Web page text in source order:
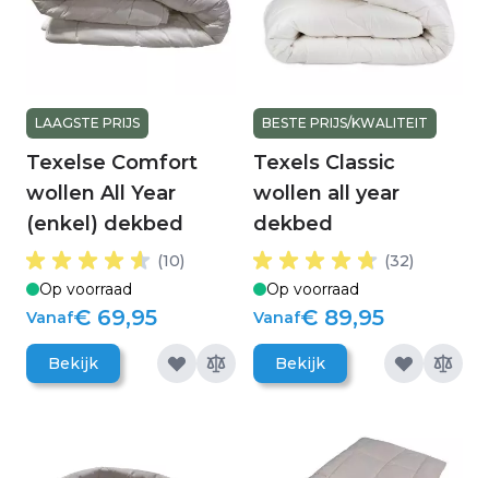
LAAGSTE PRIJS
Texelse Comfort
wollen All Year
(enkel) dekbed
(10)
Op voorraad
Vanaf€ 69,95
Bekijk
BESTE PRIJS/KWALITEIT
Texels Classic
wollen all year
dekbed
(32)
Op voorraad
Vanaf€ 89,95
Bekijk